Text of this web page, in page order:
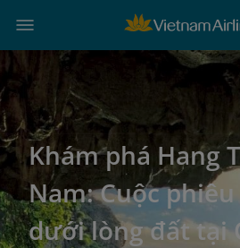
Khám phá Hang
Nam: Cuộc
dưới lòng đất tại